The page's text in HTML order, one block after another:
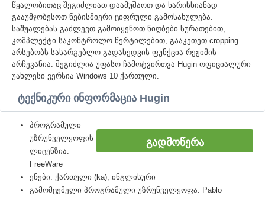
წყალობითაც შეგიძლიათ დაამუშაოთ და ხარისხიანად
გააუმჯობესოთ ნებისმიერი ციფრული გამოსახულება.
საშუალებას გაძლევთ გამოიყენოთ ნიღბები სურათებით,
კომპლექტი საკონტროლო წერტილებით, გააკეთეთ cropping.
არსებობს სასარგებლო გადახედვის ფუნქცია რეჟიმის
არჩევანია. შეგიძლია უფასო ჩამოტვირთვა Hugin ოფიციალური
უახლესი ვერსია Windows 10 ქართული.
ტექნიკური ინფორმაცია Hugin
ᲒᲐᲓᲛᲝᲬᲔᲠᲐ
პროგრამული
უზრუნველყოფის
ლიცენზია:
FreeWare
ენები: ქართული (ka), ინგლისური
გამომცემელი პროგრამული უზრუნველყოფა: Pablo